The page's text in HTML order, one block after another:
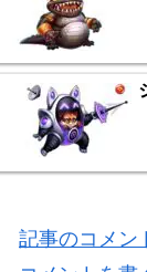
記事のコメン